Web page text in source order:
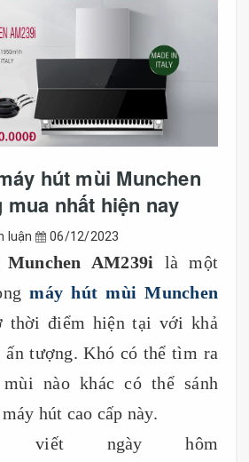
hút mùi Munchen
mua nhất hiện nay
luận 06/12/2023
AM239i là một
máy hút mùi Munchen
thời điểm hiện tại với khả
ấn tượng. Khó có thể tìm ra
nào khác có thể sánh
hút cao cấp này.
viết ngày hôm